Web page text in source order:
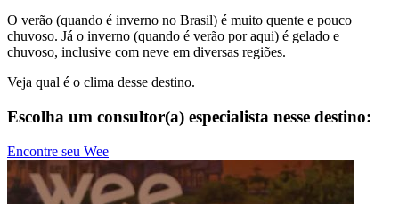
O verão (quando é inverno no Brasil) é muito quente e pouco
chuvoso. Já o inverno (quando é verão por aqui) é gelado e
chuvoso, inclusive com neve em diversas regiões.
Veja qual é o clima desse destino.
Escolha um consultor(a) especialista nesse destino:
Encontre seu Wee